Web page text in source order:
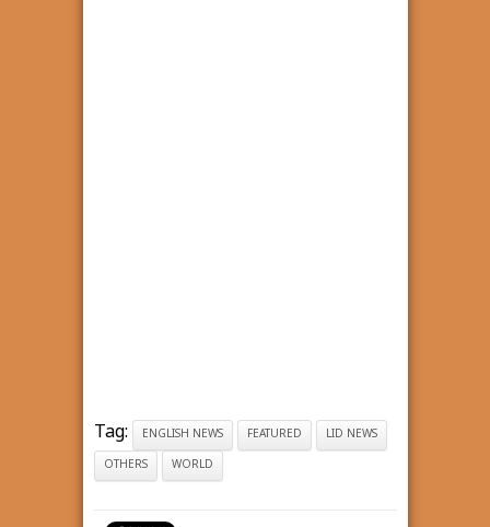
Tag: ENGLISH NEWS FEATURED LID NEWS
OTHERS WORLD